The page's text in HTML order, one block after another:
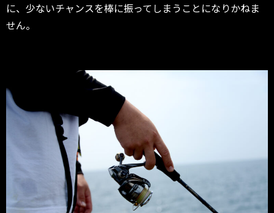
に、少ないチャンスを棒に振ってしまうことになりかねま
せん。